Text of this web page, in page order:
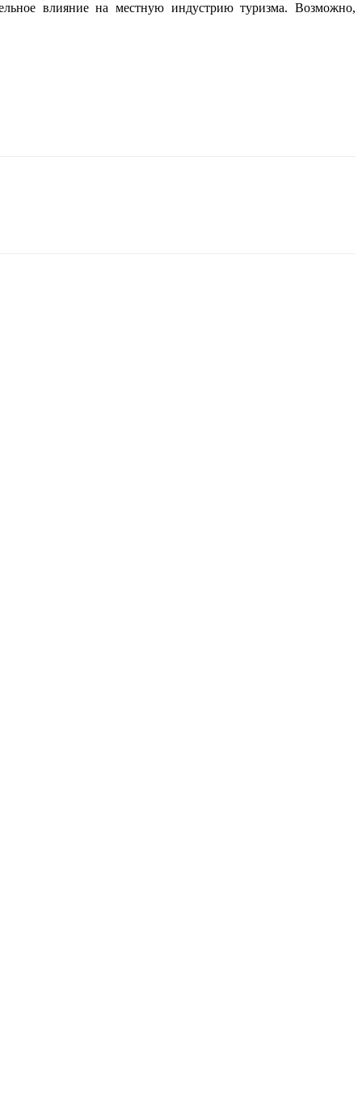
влияние на местную индустрию туризма. Возможно,